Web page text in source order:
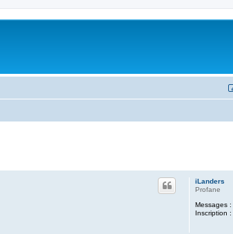
iLanders
Profane
Messages :
Inscription :